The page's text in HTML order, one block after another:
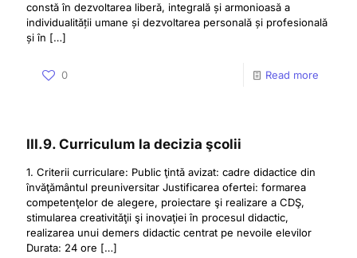
constă în dezvoltarea liberă, integrală și armonioasă a
individualității umane și dezvoltarea personală și profesională
și în […]
0 Read more
III.9. Curriculum la decizia şcolii
1. Criterii curriculare: Public ţintǎ avizat: cadre didactice din
învăţământul preuniversitar Justificarea ofertei: formarea
competenţelor de alegere, proiectare şi realizare a CDŞ,
stimularea creativitǎţii şi inovaţiei în procesul didactic,
realizarea unui demers didactic centrat pe nevoile elevilor
Durata: 24 ore […]